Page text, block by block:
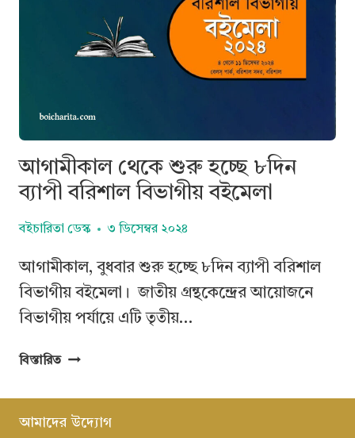
আগামীকাল থেকে শুরু হচ্ছে ৮দিন
ব্যাপী বরিশাল বিভাগীয় বইমেলা
বইচারিতা ডেস্ক ৩ ডিসেম্বর ২০২৪
আগামীকাল, বুধবার শুরু হচ্ছে ৮দিন ব্যাপী বরিশাল
বিভাগীয় বইমেলা। জাতীয় গ্রন্থকেন্দ্রের আয়োজনে
বিভাগীয় পর্যায়ে এটি তৃতীয়…
বিস্তারিতআগামীকাল
শুরু
হচ্ছে
আমাদের উদ্যোগ